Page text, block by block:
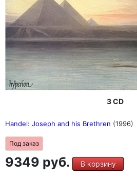
3 CD
Handel: Joseph and his Brethren (1996)
Под заказ
9349 руб. В корзину